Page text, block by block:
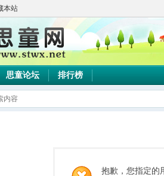
本站
思童论坛 排行榜
抱歉，您指定的